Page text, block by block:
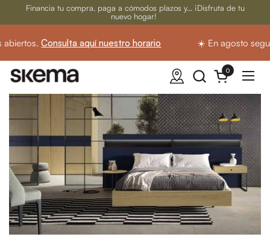
Ir al contenido
Financia tu compra, paga a cómodos plazos y... ¡Disfruta de tu
nuevo hogar!
Consulta aquí nuestro horario ☀️ En agosto
Abrir carrito
0
Abrir